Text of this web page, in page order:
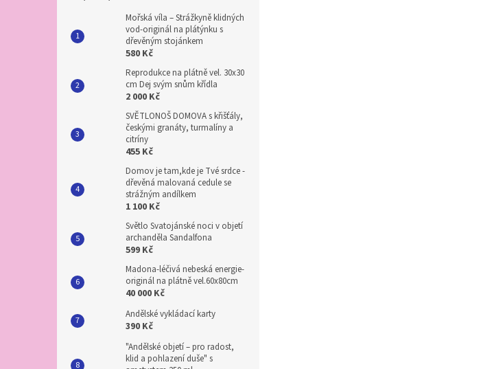
Mořská víla – Strážkyně klidných
vod-originál na plátýnku s
dřevěným stojánkem
580 Kč
Reprodukce na plátně vel. 30x30
cm Dej svým snům křídla
2 000 Kč
SVĚTLONOŠ DOMOVA s křišťály,
českými granáty, turmalíny a
citríny
455 Kč
Domov je tam,kde je Tvé srdce -
dřevěná malovaná cedule se
strážným andílkem
1 100 Kč
Světlo Svatojánské noci v objetí
archanděla Sandalfona
599 Kč
Madona-léčivá nebeská energie-
originál na plátně vel.60x80cm
40 000 Kč
Andělské vykládací karty
390 Kč
"Andělské objetí – pro radost,
klid a pohlazení duše" s